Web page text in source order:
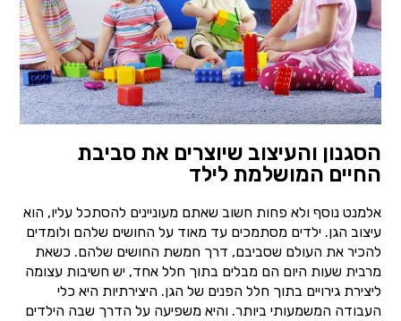
הסגנון והעיצוב שיוצרים את סביבת
החיים המושלמת לילד
אלמנט נוסף ולא פחות חשוב שאתם מעוניינים להסתכל עליו, הוא
עיצוב הגן. ילדים מסתמכים עד מאוד על החושים שלהם ולומדים
להכיר את העולם שסביבם, דרך חמשת החושים שלהם. כשאת
מרבית שעות היום הם מבלים בתוך חלל אחד, יש חשיבות עצומה
ליצירת גירויים בתוך חלל הפנים של הגן. היצירתיות היא כלי
העבודה המשמעותי ביותר. והיא משפיעה על הדרך שבה הילדים